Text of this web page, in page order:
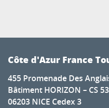
Côte d'Azur France
455 Promenade Des
Bâtiment HORIZON – CS
06203 NICE Cedex 3